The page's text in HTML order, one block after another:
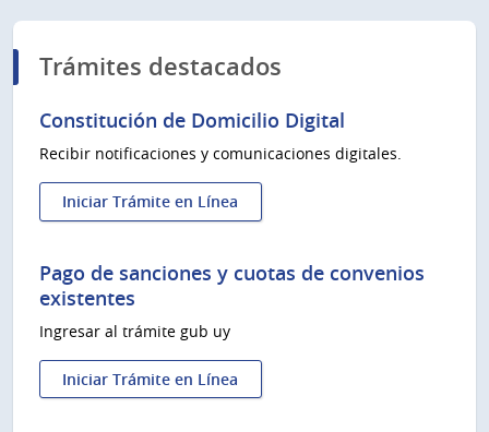
Trámites destacados
Constitución de Domicilio Digital
Recibir notificaciones y comunicaciones digitales.
Iniciar Trámite en Línea
:
de
Domicilio
Pago de sanciones y cuotas de convenios
existentes
Ingresar al trámite gub uy
Iniciar Trámite en Línea
: